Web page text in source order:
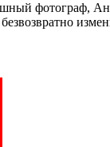
фотограф,